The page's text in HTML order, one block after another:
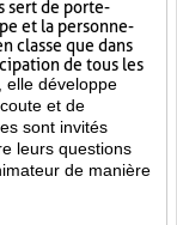
sert de porte-
et la personne-
classe que dans
de tous les
elle développe
et de
sont invités
leurs questions
de manière